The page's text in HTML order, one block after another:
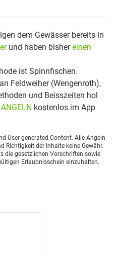
dem Gewässer bereits in
und haben bishereinen
ist Spinnfischen.
Feldweiher (Wengenroth),
und Beisszeiten hol
kostenlos im App
User generated Content. Alle Angeln
der Inhalte keine Gewähr.
die gesetzlichen Vorschriften sowie
Erlaubnisschein einzuhalten.